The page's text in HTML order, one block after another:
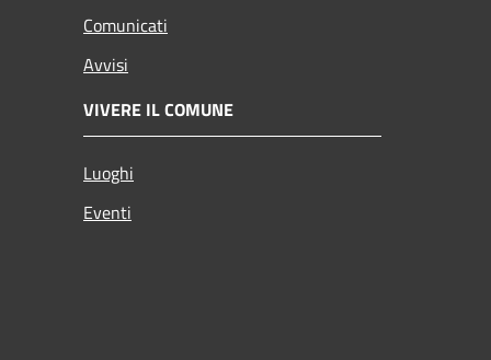
Comunicati
Avvisi
VIVERE IL COMUNE
Luoghi
Eventi